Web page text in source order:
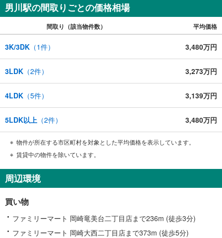
男川駅の間取りごとの価格相場
間取り（該当物件数） 平均価格
3K/3DK （1件） 3,480万円
3LDK （2件） 3,273万円
4LDK （5件） 3,139万円
5LDK以上 （2件） 3,480万円
物件が所在する市区町村を対象とした平均価格を表示しています。
賃貸中の物件を除いています。
周辺環境
買い物
ファミリーマート 岡崎竜美台二丁目店まで236m (徒歩3分)
ファミリーマート 岡崎大西二丁目店まで373m (徒歩5分)